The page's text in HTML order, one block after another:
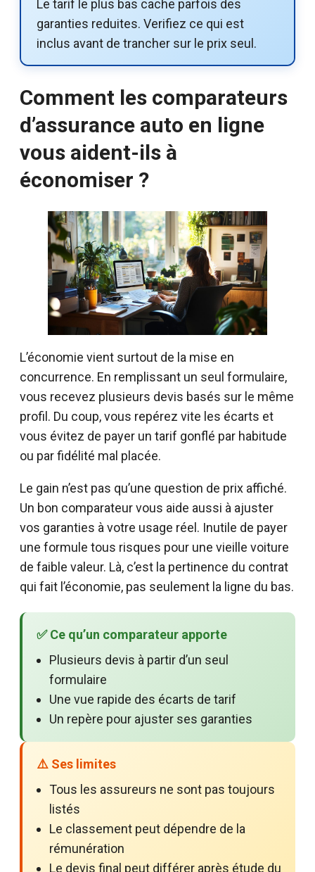
Le tarif le plus bas cache parfois des
garanties reduites. Verifiez ce qui est
inclus avant de trancher sur le prix seul.
Comment les comparateurs
d’assurance auto en ligne
vous aident-ils à
économiser ?
L’économie vient surtout de la mise en
concurrence. En remplissant un seul formulaire,
vous recevez plusieurs devis basés sur le même
profil. Du coup, vous repérez vite les écarts et
vous évitez de payer un tarif gonflé par habitude
ou par fidélité mal placée.
Le gain n’est pas qu’une question de prix affiché.
Un bon comparateur vous aide aussi à ajuster
vos garanties à votre usage réel. Inutile de payer
une formule tous risques pour une vieille voiture
de faible valeur. Là, c’est la pertinence du contrat
qui fait l’économie, pas seulement la ligne du bas.
✅ Ce qu’un comparateur apporte
Plusieurs devis à partir d’un seul
formulaire
Une vue rapide des écarts de tarif
Un repère pour ajuster ses garanties
⚠️ Ses limites
Tous les assureurs ne sont pas toujours
listés
Le classement peut dépendre de la
rémunération
Le devis final peut différer après étude du